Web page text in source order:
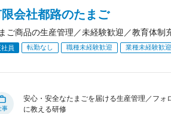
会社都路のたまご
ご商品の生産管理／未経験歓迎／教育体制
社員 転勤なし 職種未経験歓迎 業種未経験歓迎
事
安心・安全なたまごを届ける生産管理／フォ
に教える研修